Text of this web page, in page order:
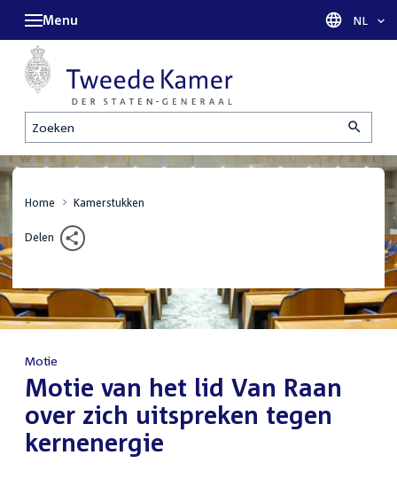
Zoeken
Menu Taal
NL
Home Kamerstukken
Delen
Motie
:Motie van het lid Van Raan
over zich uitspreken tegen
kernenergie